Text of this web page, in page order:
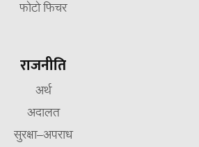
फोटो फिचर
राजनीति
अर्थ
अदालत
सुरक्षा–अपराध